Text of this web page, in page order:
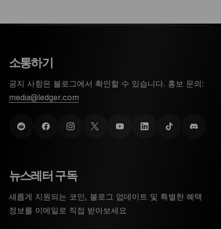
소통하기
공지 사항은 블로그에서 확인할 수 있습니다. 홍보 문의:
media@ledger.com
뉴스레터 구독
새롭게 지원되는 코인, 블로그 업데이트 및 특별한 혜택
정보를 이메일로 직접 받아보세요